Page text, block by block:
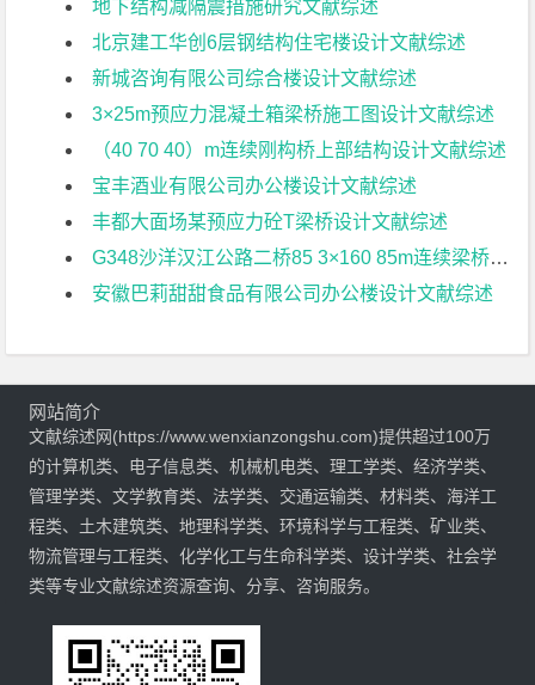
地下结构减隔震措施研究文献综述
北京建工华创6层钢结构住宅楼设计文献综述
新城咨询有限公司综合楼设计文献综述
3×25m预应力混凝土箱梁桥施工图设计文献综述
（40 70 40）m连续刚构桥上部结构设计文献综述
宝丰酒业有限公司办公楼设计文献综述
丰都大面场某预应力砼T梁桥设计文献综述
G348沙洋汉江公路二桥85 3×160 85m连续梁桥地震响应分析文献综述
安徽巴莉甜甜食品有限公司办公楼设计文献综述
网站简介
文献综述网(https://www.wenxianzongshu.com)提供超过100万
的计算机类、电子信息类、机械机电类、理工学类、经济学类、
管理学类、文学教育类、法学类、交通运输类、材料类、海洋工
程类、土木建筑类、地理科学类、环境科学与工程类、矿业类、
物流管理与工程类、化学化工与生命科学类、设计学类、社会学
类等专业文献综述资源查询、分享、咨询服务。